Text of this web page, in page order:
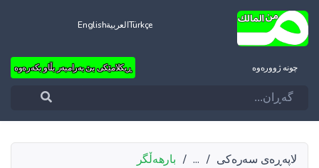
TürkçeالعربيةEnglish
چونه‌ ژووره‌وه‌ ڕیکلامێکی بێ بەرامبەر بڵاو بکەرەوە
لاپەڕەی سەرەکی /
...
/ بارهەڵگر